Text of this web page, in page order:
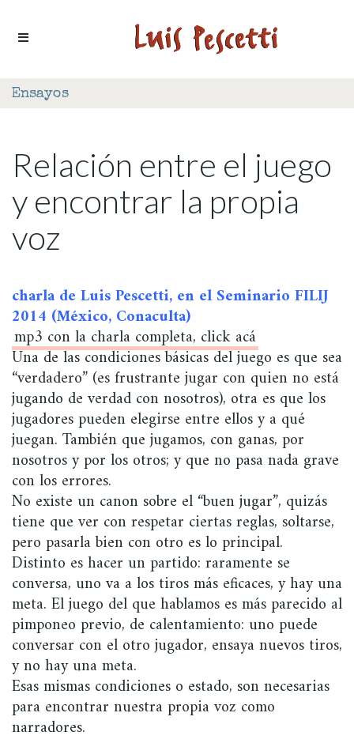
Ensayos
Relación entre el juego
y encontrar la propia
voz
charla de Luis Pescetti, en el Seminario FILIJ
2014 (México, Conaculta)
mp3 con la charla completa, click acá
Una de las condiciones básicas del juego es que sea
“verdadero” (es frustrante jugar con quien no está
jugando de verdad con nosotros), otra es que los
jugadores pueden elegirse entre ellos y a qué
juegan. También que jugamos, con ganas, por
nosotros y por los otros; y que no pasa nada grave
con los errores.
No existe un canon sobre el “buen jugar”, quizás
tiene que ver con respetar ciertas reglas, soltarse,
pero pasarla bien con otro es lo principal.
Distinto es hacer un partido: raramente se
conversa, uno va a los tiros más eficaces, y hay una
meta. El juego del que hablamos es más parecido al
pimponeo previo, de calentamiento: uno puede
conversar con el otro jugador, ensaya nuevos tiros,
y no hay una meta.
Esas mismas condiciones o estado, son necesarias
para encontrar nuestra propia voz como
narradores.